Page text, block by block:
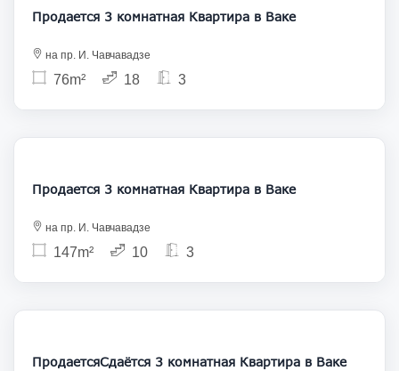
Продается 3 комнатная Квартира в Ваке
на пр. И. Чавчавадзе
76m² 18 3
370 000
Продается 3 комнатная Квартира в Ваке
на пр. И. Чавчавадзе
147m² 10 3
315 000
ПродаетсяСдаётся 3 комнатная Квартира в Ваке